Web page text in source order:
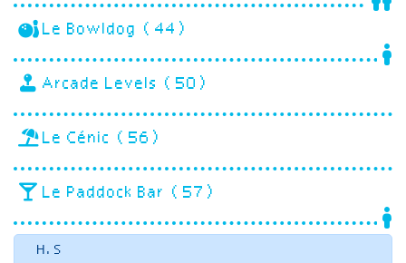
Le Bowldog (44)
Arcade Levels (50)
Le Cénic (56)
Le Paddock Bar (57)
H.S